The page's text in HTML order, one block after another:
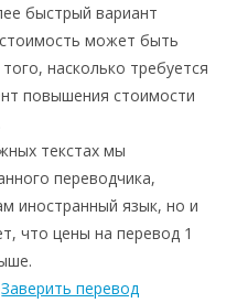
быстрый вариант
может быть
насколько требуется
повышения стоимости
текстах мы
переводчика,
иностранный язык, но и
что цены на перевод 1
Заверить перевод